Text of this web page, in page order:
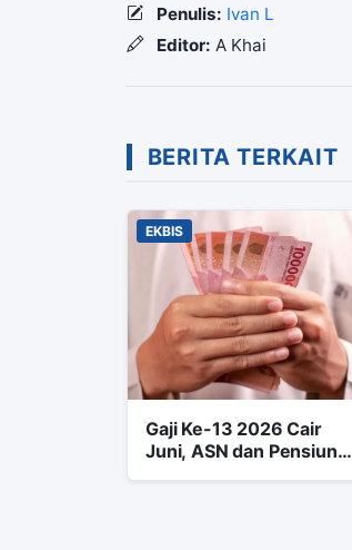
Penulis: Ivan L
Editor: A Khai
BERITA TERKAIT
EKBIS
Gaji Ke-13 2026 Cair
Juni, ASN dan Pensiunan